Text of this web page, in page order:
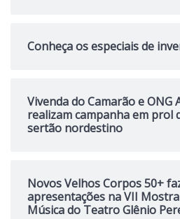
Conheça os especiais de
Vivenda do Camarão e ONG
realizam campanha em prol
sertão nordestino
Novos Velhos Corpos 50+
apresentações na VII
Música do Teatro Glênio